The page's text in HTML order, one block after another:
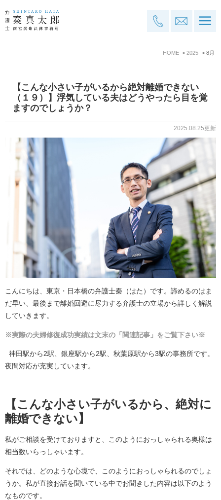
HOME 2025 8月
【こんな小さい子がいるから絶対離婚できない
（１９）】浮気している夫はどうやったら目を覚
ますのでしょうか？
2025.08.25更新
こんにちは、東京・日本橋の弁護士秦（はた）です。諦めるのはま
だ早い、最後まで離婚回避に尽力する弁護士の立場から詳しく解説
していきます。
※実際の夫婦修復成功実績は文末の「関連記事」をご覧下さい※
神田駅から2駅、銀座駅から2駅、秋葉原駅から3駅の事務所です。
夜間対応が充実しています。
【こんな小さい子がいるから、絶対に
離婚できない】
私がご相談を受けておりますと、このようにおっしゃられる奥様は
相当数いらっしゃいます。
それでは、どのような心境で、このようにおっしゃられるのでしょ
うか。私が直接お話を聞いている中でお聞きした内容は以下のよう
なものです。